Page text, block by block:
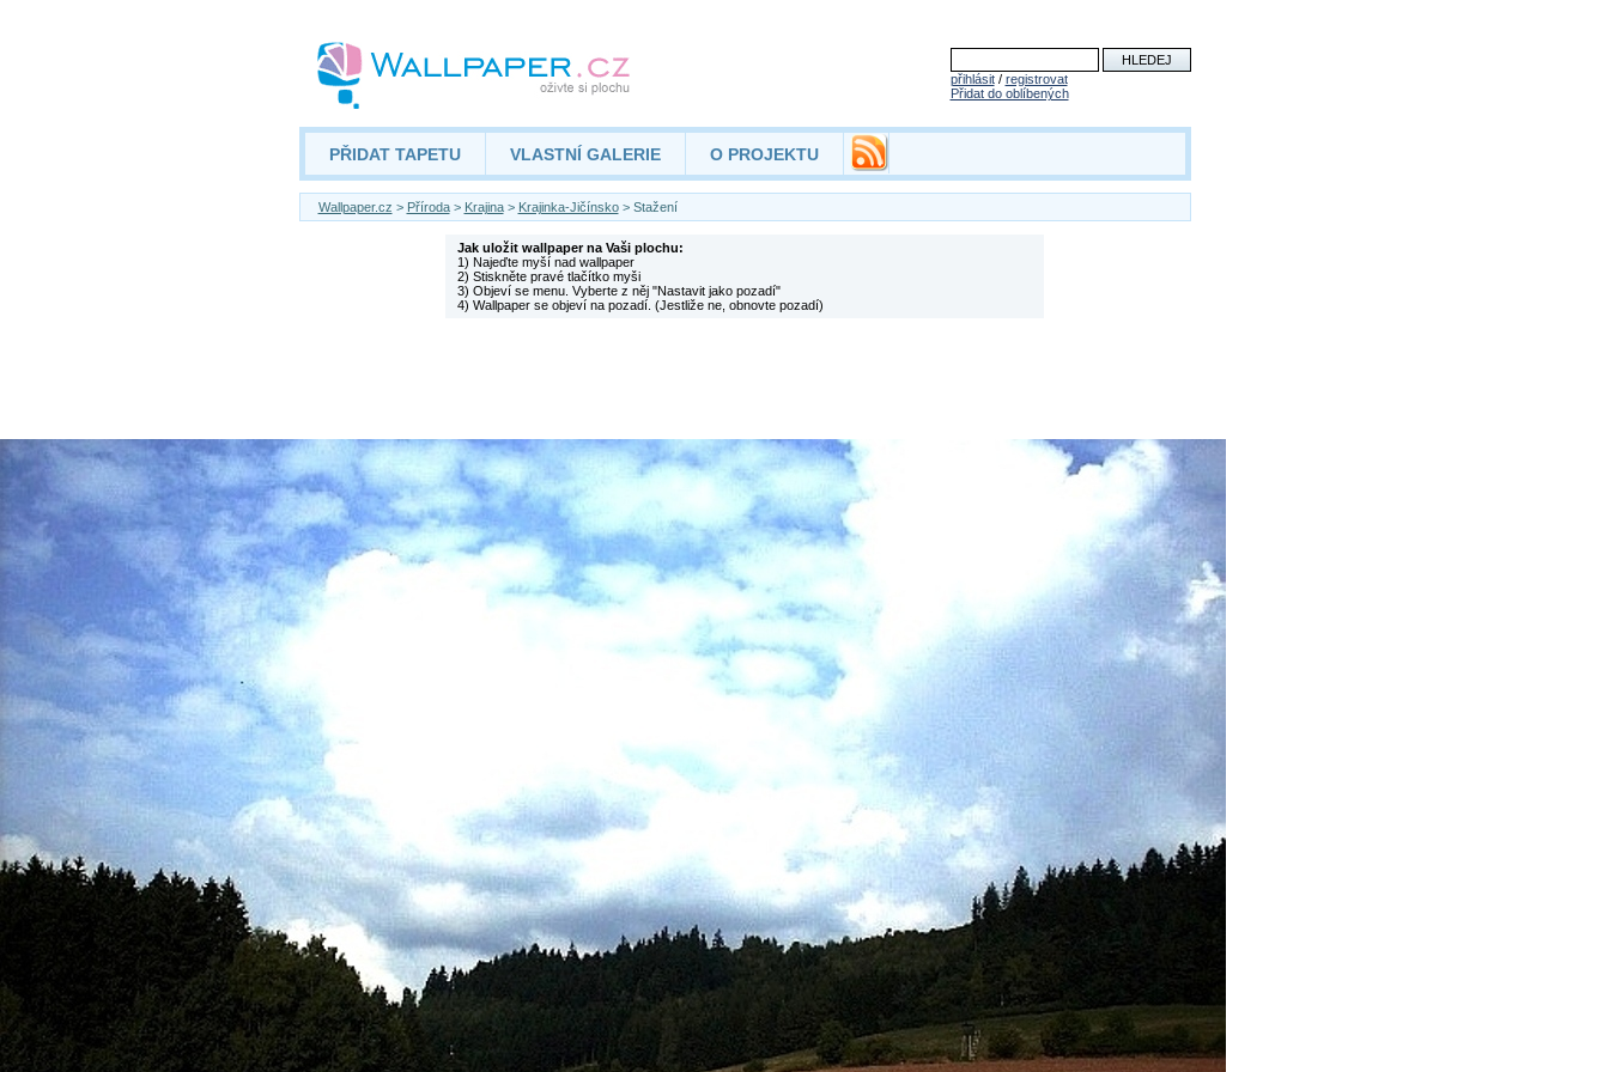
přihlásit/ registrovat
Přidat do oblíbených
PŘIDAT TAPETU VLASTNÍ GALERIE O PROJEKTU
Wallpaper.cz > Příroda> Krajina> Krajinka-Jičínsko> Stažení
Jak uložit wallpaper na Vaši plochu:
1) Najeďte myší nad wallpaper
2) Stiskněte pravé tlačítko myši
3) Objeví se menu. Vyberte z něj "Nastavit jako pozadí"
4) Wallpaper se objeví na pozadí. (Jestliže ne, obnovte pozadí)